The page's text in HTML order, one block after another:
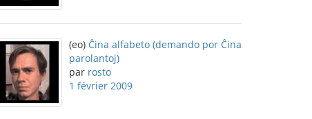
(eo) Ĉina alfabeto (demando por Ĉina
parolantoj)
par rosto
1 février 2009